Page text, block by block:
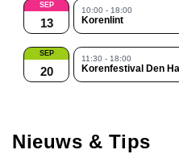
SEP
13
10:00 - 18:00
Korenlint
SEP
20
11:30 - 18:00
Korenfestival Den
Nieuws & Tips